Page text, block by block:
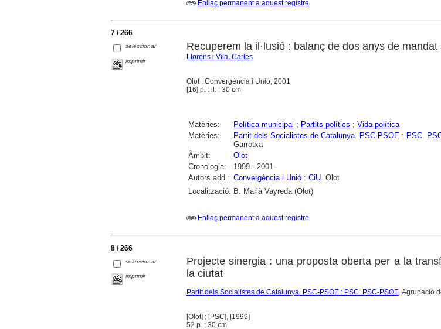
Enllaç permanent a aquest registre
7 / 266
seleccionar
imprimir
Recuperem la il·lusió : balanç de dos anys de mandat
Llorens i Vila, Carles
Olot : Convergència i Unió, 2001
[16] p. : il. ; 30 cm
Matèries: Política municipal ; Partits polítics ; Vida política
Matèries:
Partit dels Socialistes de Catalunya. PSC-PSOE : PSC.
Garrotxa
Àmbit:
Olot
Cronologia:
1999 - 2001
Autors add.: Convergència i Unió : CiU. Olot
Localització: B. Marià Vayreda (Olot)
Enllaç permanent a aquest registre
8 / 266
seleccionar
imprimir
Projecte sinergia : una proposta oberta per a la
la ciutat
Partit dels Socialistes de Catalunya. PSC-PSOE : PSC. PSC-PSOE. Agrupació
[Olot] : [PSC], [1999]
52 p. ; 30 cm